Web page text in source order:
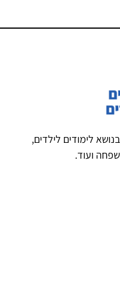
לימודים לילדים,
ועוד.